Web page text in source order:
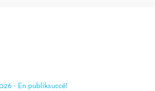
- En publiksuccé!